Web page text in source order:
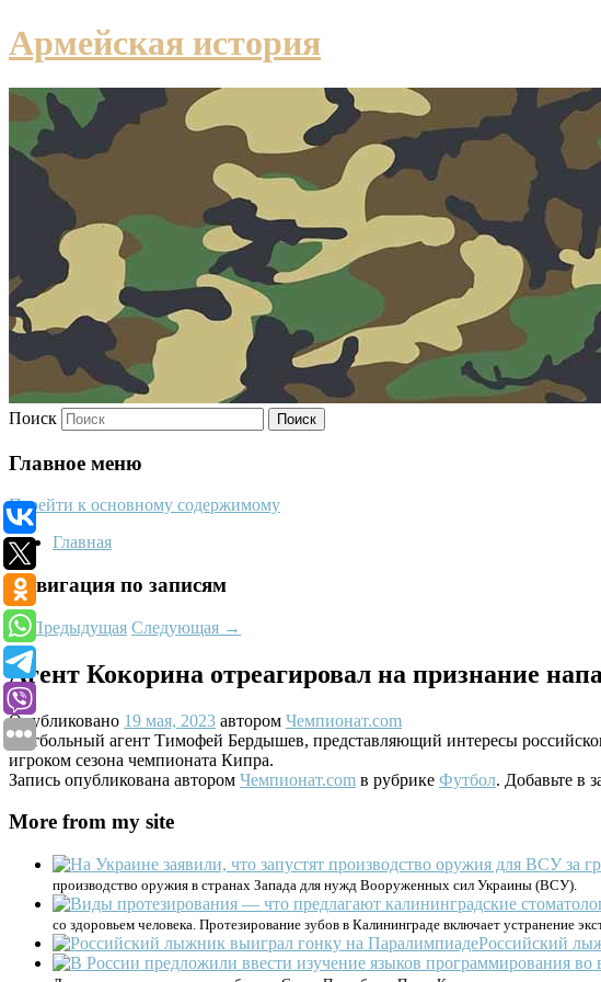
Армейская история
Поиск
Главное меню
Перейти к основному содержимому
Главная
Навигация по записям
←Предыдущая Следующая →
Агент Кокорина отреагировал на признание
Опубликовано 19 мая, 2023 автором Чемпионат.com
Футбольный агент Тимофей Бердышев, представляющий интересы
игроком сезона чемпионата Кипра.
Запись опубликована автором Чемпионат.com в рубрике Футбол. Добавьте в
More from my site
производство оружия в странах Запада для нужд Вооруженных сил Украины (ВСУ).
со здоровьем человека. Протезирование зубов в Калининграде включает устранение
Российский